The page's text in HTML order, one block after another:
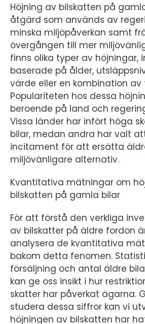
Höjning av bilskatten på
åtgärd som används av
minska miljöpåverkan samt
övergången till mer
finns olika typer av höjningar,
baserade på ålder,
värde eller en kombination av
Populariteten hos dessa
beroende på land och
Vissa länder har infört höga
bilar, medan andra har valt
incitament för att ersätta
miljövänligare alternativ.
Kvantitativa mätningar om
bilskatten på gamla bilar
För att förstå den verkliga
av bilskatter på äldre fordon
analysera de kvantitativa
bakom detta fenomen.
försäljning och antal äldre
kan ge oss insikt i hur
skatter har påverkat ägarna.
studera dessa siffror kan vi
höjningen av bilskatten har